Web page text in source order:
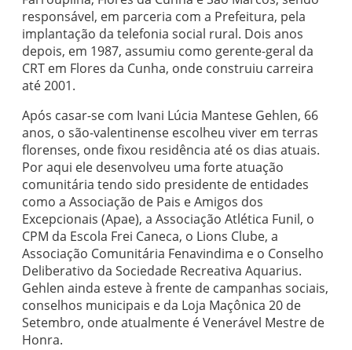
responsável, em parceria com a Prefeitura, pela
implantação da telefonia social rural. Dois anos
depois, em 1987, assumiu como gerente-geral da
CRT em Flores da Cunha, onde construiu carreira
até 2001.
Após casar-se com Ivani Lúcia Mantese Gehlen, 66
anos, o são-valentinense escolheu viver em terras
florenses, onde fixou residência até os dias atuais.
Por aqui ele desenvolveu uma forte atuação
comunitária tendo sido presidente de entidades
como a Associação de Pais e Amigos dos
Excepcionais (Apae), a Associação Atlética Funil, o
CPM da Escola Frei Caneca, o Lions Clube, a
Associação Comunitária Fenavindima e o Conselho
Deliberativo da Sociedade Recreativa Aquarius.
Gehlen ainda esteve à frente de campanhas sociais,
conselhos municipais e da Loja Maçônica 20 de
Setembro, onde atualmente é Venerável Mestre de
Honra.